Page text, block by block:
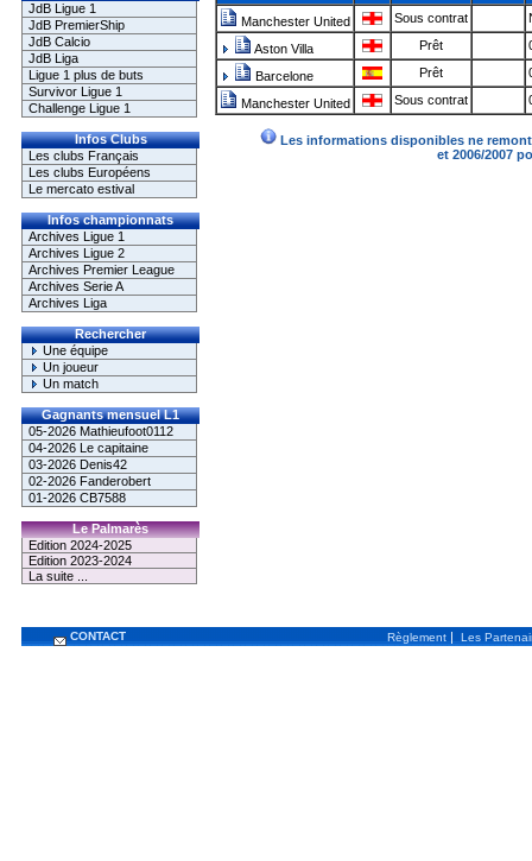
JdB Ligue 1
JdB PremierShip
JdB Calcio
JdB Liga
Ligue 1 plus de buts
Survivor Ligue 1
Challenge Ligue 1
Infos Clubs
Les clubs Français
Les clubs Européens
Le mercato estival
Infos championnats
Archives Ligue 1
Archives Ligue 2
Archives Premier League
Archives Serie A
Archives Liga
Rechercher
Une équipe
Un joueur
Un match
Gagnants mensuel L1
05-2026 Mathieufoot0112
04-2026 Le capitaine
03-2026 Denis42
02-2026 Fanderobert
01-2026 CB7588
Le Palmarès
Edition 2024-2025
Edition 2023-2024
La suite ...
Manchester United Sous contrat
Aston Villa Prêt
Barcelone Prêt
Manchester United Sous contrat
Les informations disponibles ne
et 2006/2007
CONTACT Règlement | Les